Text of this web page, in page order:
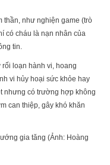
thần, như nghiện game (trò
có cháu là nạn nhân của
tin.
loạn hành vi, hoang
vi hủy hoại sức khỏe hay
nhưng có trường hợp không
can thiệp, gây khó khăn
gia tăng (Ảnh: Hoàng